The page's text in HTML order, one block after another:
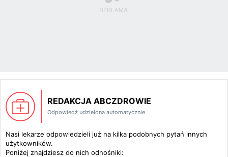
REDAKCJA ABCZDROWIE
Odpowiedź udzielona automatycznie
Nasi lekarze odpowiedzieli już na kilka podobnych pytań innych
użytkowników.
Poniżej znajdziesz do nich odnośniki: